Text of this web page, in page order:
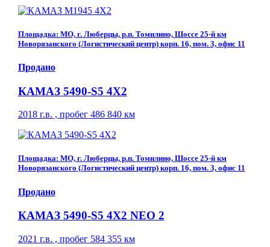
Площадка: МО, г. Люберцы, р.п. Томилино, Шоссе 25-й км
Новорязанского (Логистический центр) корп. 16, пом. 3, офис 11
Продано
КАМАЗ 5490-S5 4Х2
2018 г.в. , пробег 486 840 км
Площадка: МО, г. Люберцы, р.п. Томилино, Шоссе 25-й км
Новорязанского (Логистический центр) корп. 16, пом. 3, офис 11
Продано
КАМАЗ 5490-S5 4Х2 NEO 2
2021 г.в. , пробег 584 355 км